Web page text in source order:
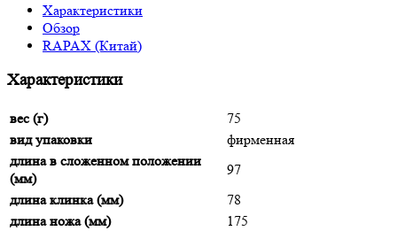
Характеристики
Обзор
RAPAX (Китай)
Характеристики
вес (г)
75
вид упаковки
фирменная
длина в сложенном положении
(мм)
97
длина клинка (мм)
78
длина ножа (мм)
175